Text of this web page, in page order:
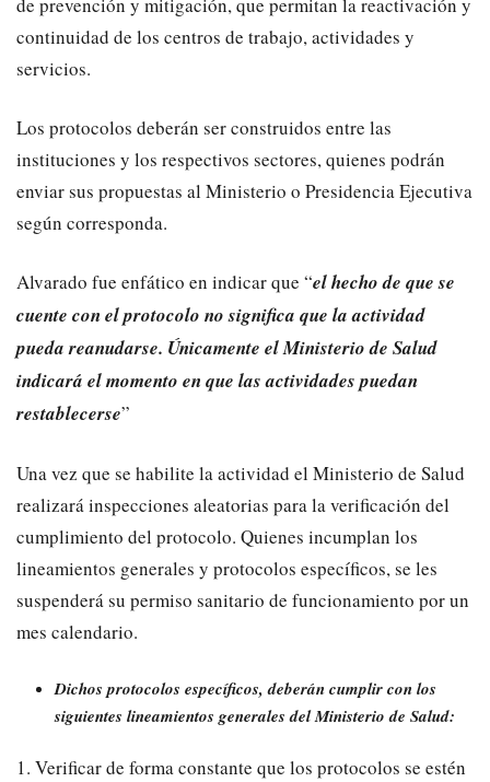
continuidad de los centros de trabajo, actividades y
servicios.
Los protocolos deberán ser construidos entre las
instituciones y los respectivos sectores, quienes podrán
enviar sus propuestas al Ministerio o Presidencia Ejecutiva
según corresponda.
Alvarado fue enfático en indicar que “el hecho de que se
cuente con el protocolo no significa que la actividad
pueda reanudarse. Únicamente el Ministerio de Salud
indicará el momento en que las actividades puedan
restablecerse”
Una vez que se habilite la actividad el Ministerio de Salud
realizará inspecciones aleatorias para la verificación del
cumplimiento del protocolo. Quienes incumplan los
lineamientos generales y protocolos específicos, se les
suspenderá su permiso sanitario de funcionamiento por un
mes calendario.
Dichos protocolos específicos, deberán cumplir con los
siguientes lineamientos generales del Ministerio de Salud:
1. Verificar de forma constante que los protocolos se estén